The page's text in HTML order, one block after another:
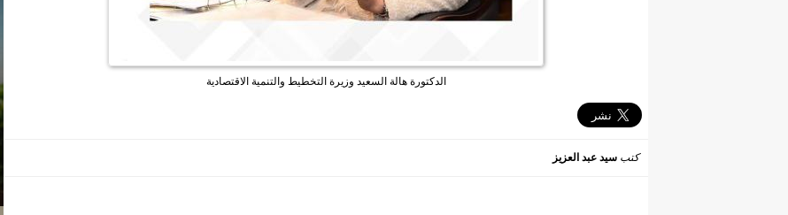
الدكتورة هالة السعيد وزيرة التخطيط والتنمية الاقتصادية
كتب سيد عبد العزيز